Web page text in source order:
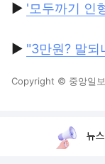
▶ '모두까기 인
▶ "3만원? 말되
Copyright © 중앙일
뉴